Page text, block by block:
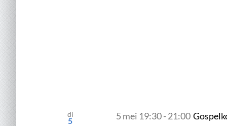
di
5 5 mei 19:30-21:00